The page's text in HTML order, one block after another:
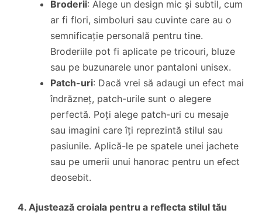
Broderii: Alege un design mic și subtil, cum
ar fi flori, simboluri sau cuvinte care au o
semnificație personală pentru tine.
Broderiile pot fi aplicate pe tricouri, bluze
sau pe buzunarele unor pantaloni unisex.
Patch-uri: Dacă vrei să adaugi un efect mai
îndrăzneț, patch-urile sunt o alegere
perfectă. Poți alege patch-uri cu mesaje
sau imagini care îți reprezintă stilul sau
pasiunile. Aplică-le pe spatele unei jachete
sau pe umerii unui hanorac pentru un efect
deosebit.
4. Ajustează croiala pentru a reflecta stilul tău